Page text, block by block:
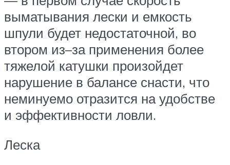
выматывания лески и емкость
шпули будет недостаточной, во
втором из–за применения более
тяжелой катушки произойдет
нарушение в балансе снасти, что
неминуемо отразится на удобстве
и эффективности ловли.
Леска